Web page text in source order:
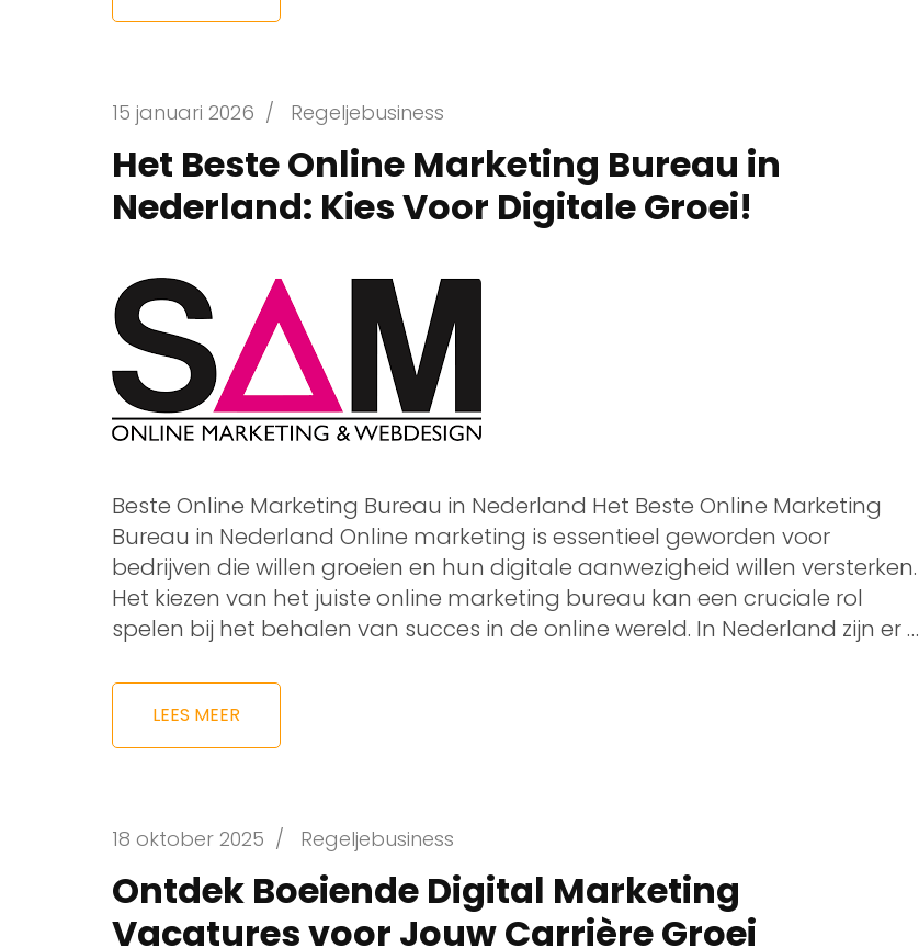
15 januari 2026 / Regeljebusiness
Het Beste Online Marketing Bureau in
Nederland: Kies Voor Digitale Groei!
Beste Online Marketing Bureau in Nederland Het Beste Online Marketing
Bureau in Nederland Online marketing is essentieel geworden voor
bedrijven die willen groeien en hun digitale aanwezigheid willen versterken.
Het kiezen van het juiste online marketing bureau kan een cruciale rol
spelen bij het behalen van succes in de online wereld. In Nederland zijn er …
LEES MEER
18 oktober 2025 / Regeljebusiness
Ontdek Boeiende Digital Marketing
Vacatures voor Jouw Carrière Groei